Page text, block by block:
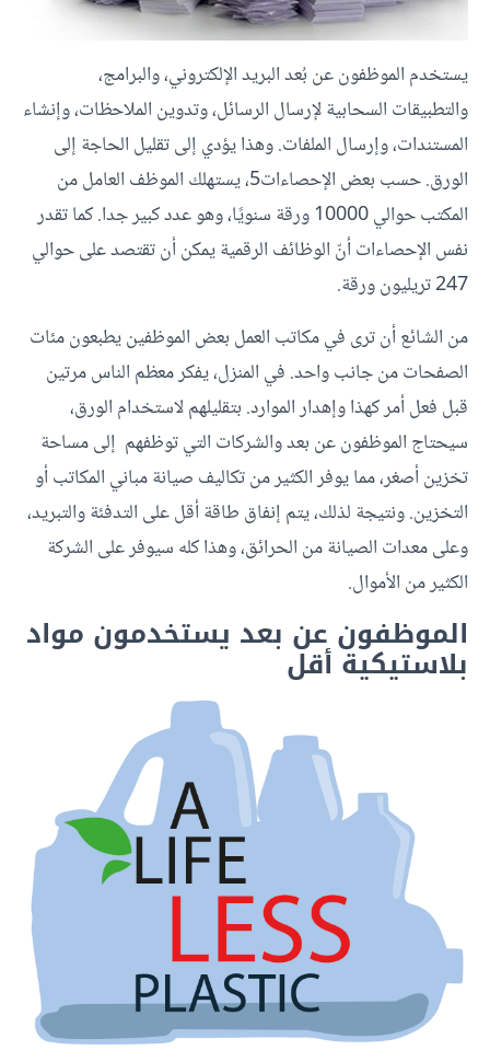
يستخدم الموظفون عن بُعد البريد الإلكتروني، والبرامج،
والتطبيقات السحابية لإرسال الرسائل، وتدوين الملاحظات، وإنشاء
المستندات، وإرسال الملفات. وهذا يؤدي إلى تقليل الحاجة إلى
الورق. حسب بعض الإحصاءات5، يستهلك الموظف العامل من
المكتب حوالي 10000 ورقة سنويًا، وهو عدد كبير جدا. كما تقدر
نفس الإحصاءات أنّ الوظائف الرقمية يمكن أن تقتصد على حوالي
247 تريليون ورقة.
من الشائع أن ترى في مكاتب العمل بعض الموظفين يطبعون مئات
الصفحات من جانب واحد. في المنزل، يفكر معظم الناس مرتين
قبل فعل أمر كهذا وإهدار الموارد. بتقليلهم لاستخدام الورق،
سيحتاج الموظفون عن بعد والشركات التي توظفهم إلى مساحة
تخزين أصغر، مما يوفر الكثير من تكاليف صيانة مباني المكاتب أو
التخزين. ونتيجة لذلك، يتم إنفاق طاقة أقل على التدفئة والتبريد،
وعلى معدات الصيانة من الحرائق، وهذا كله سيوفر على الشركة
الكثير من الأموال.
الموظفون عن بعد يستخدمون مواد
بلاستيكية أقل